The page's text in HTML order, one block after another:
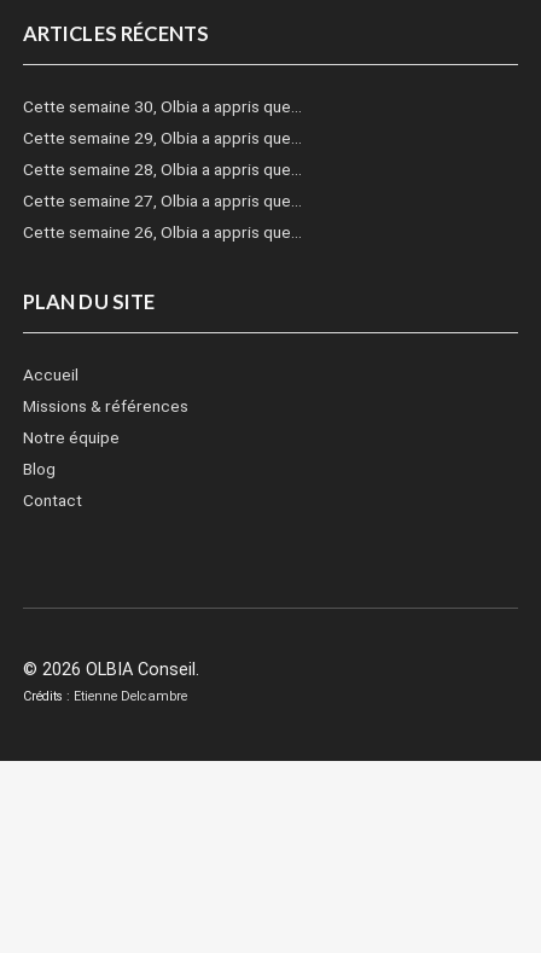
ARTICLES RÉCENTS
Cette semaine 30, Olbia a appris que…
Cette semaine 29, Olbia a appris que…
Cette semaine 28, Olbia a appris que…
Cette semaine 27, Olbia a appris que…
Cette semaine 26, Olbia a appris que…
PLAN DU SITE
Accueil
Missions & références
Notre équipe
Blog
Contact
© 2026 OLBIA Conseil.
Crédits : Etienne Delcambre